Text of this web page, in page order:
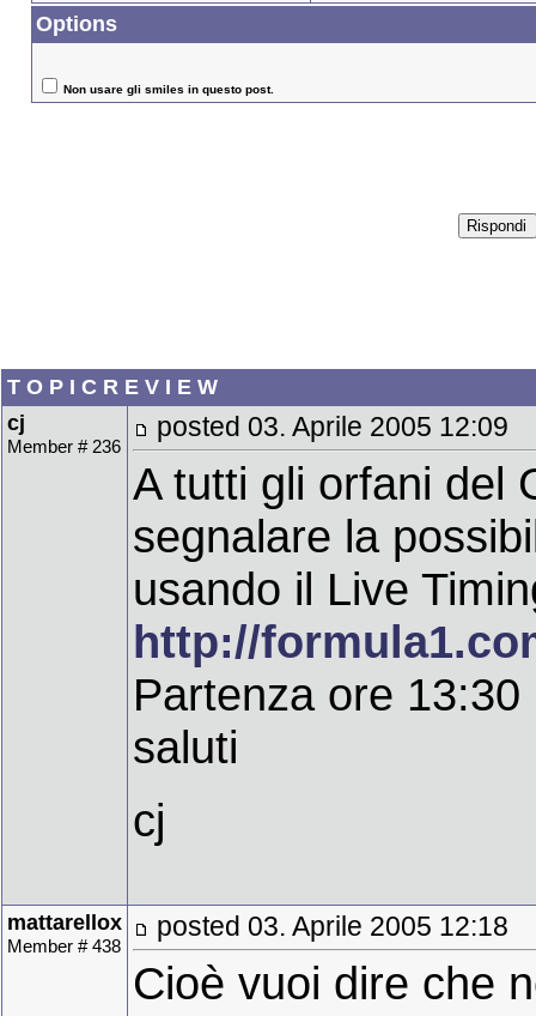
Options
Non usare gli smiles in questo post.
T O P I C R E V I E W
cj
Member # 236
posted 03. Aprile 2005 12:09
A tutti gli orfani del
segnalare la
usando il Live
http://
Partenza ore 13:30
saluti
cj
mattarellox
Member # 438
posted 03. Aprile 2005 12:18
Cioè vuoi dire che